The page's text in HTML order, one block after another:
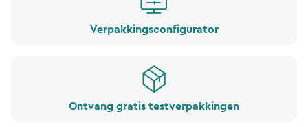
Verpakkingsconfigurator
Ontvang gratis testverpakkingen